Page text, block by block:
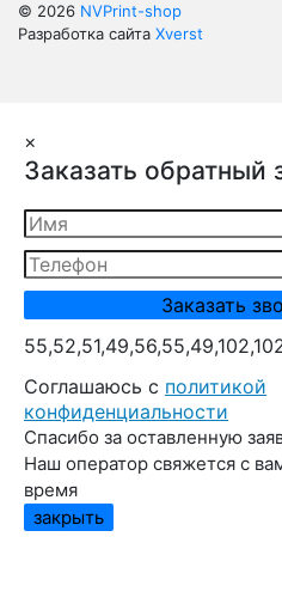
© 2026 NVPrint-shop
Разработка сайта Xverst
×
Заказать обратный
Cоглашаюсь с политикой
конфиденциальности
Спасибо за оставленную
Наш оператор свяжется с
время
закрыть